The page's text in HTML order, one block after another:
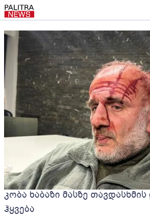
კობა ხაბაზი მასზე
ჰყვება